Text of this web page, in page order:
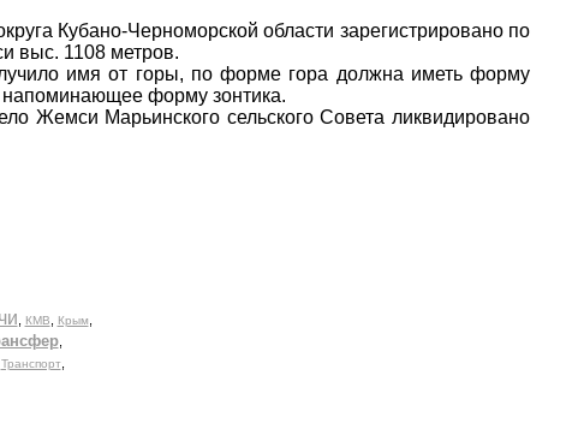
Кубано-Черноморской области зарегистрировано по
выc. 1108 метров.
имя от горы, по форме гора должна иметь форму
напоминающее форму зонтика.
Жемси Марьинского сельского Совета ликвидировано